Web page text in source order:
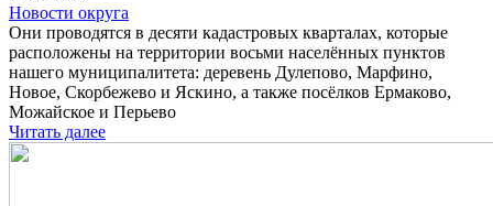
Новости округа
Они проводятся в десяти кадастровых кварталах, которые
расположены на территории восьми населённых пунктов
нашего муниципалитета: деревень Дулепово, Марфино,
Новое, Скорбежево и Яскино, а также посёлков Ермаково,
Можайское и Перьево
Читать далее